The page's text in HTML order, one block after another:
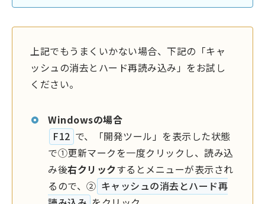
上記でもうまくいかない場合、下記の「キャ
ッシュの消去とハード再読み込み」をお試し
ください。
Windowsの場合
F12 で、「開発ツール」を表示した状態
で①更新マークを一度クリックし、読み込
み後右クリックするとメニューが表示され
るので、② キャッシュの消去とハード再